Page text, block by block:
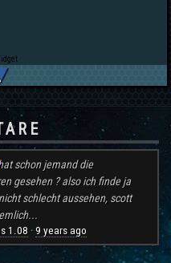
schon jemand die
gesehen ? also ich finde ja
schlecht aussehen, scott
1.08 · 9 years ago